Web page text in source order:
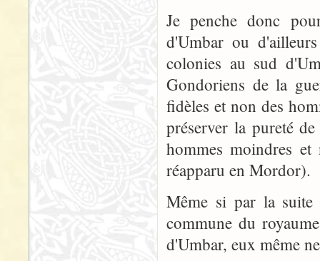
Je penche donc
d'Umbar ou
colonies au sud
Gondoriens de la
fidèles et non des
préserver la pureté
hommes moindres
réapparu en Mordor).
Même si par la suite
commune du
d'Umbar, eux même